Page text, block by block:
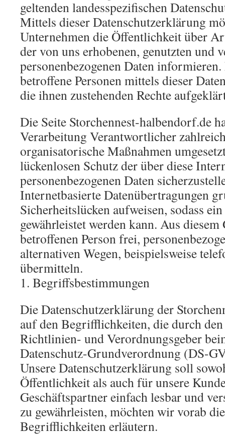
geltenden landesspezifischen
Mittels dieser Datenschutzerklärung
Unternehmen die Öffentlichkeit über
der von uns erhobenen, genutzten und
personenbezogenen Daten
betroffene Personen mittels dieser
die ihnen zustehenden Rechte
Die Seite Storchennest-halbendorf.de
Verarbeitung Verantwortlicher
organisatorische Maßnahmen
lückenlosen Schutz der über diese
personenbezogenen Daten
Internetbasierte Datenübertragungen
Sicherheitslücken aufweisen, sodass
gewährleistet werden kann. Aus
betroffenen Person frei,
alternativen Wegen, beispielsweise
übermitteln.
1. Begriffsbestimmungen
Die Datenschutzerklärung der
auf den Begrifflichkeiten, die durch
Richtlinien- und Verordnungsgeber
Datenschutz-Grundverordnung (DS-
Unsere Datenschutzerklärung soll
Öffentlichkeit als auch für unsere
Geschäftspartner einfach lesbar und
zu gewährleisten, möchten wir vorab
Begrifflichkeiten erläutern.